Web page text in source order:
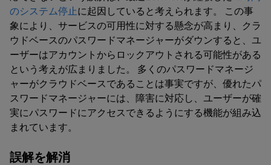
のシステム停止に起因していると考えられます。 この事
象により、サービスの可用性に対する懸念が高まり、クラ
ウドベースのパスワードマネージャーがダウンすると、ユ
ーザーはアカウントからロックアウトされる可能性がある
という考えが広まりました。 多くのパスワードマネージ
ャーがクラウドベースであることは事実ですが、優れたパ
スワードマネージャーには、障害に対応し、ユーザーが確
実にパスワードにアクセスできるようにする機能が組み込
まれています。
誤解を解消